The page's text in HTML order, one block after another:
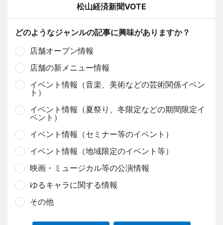
松山経済新聞VOTE
どのようなジャンルの記事に興味がありますか？
店舗オープン情報
店舗の新メニュー情報
イベント情報（音楽、美術などの芸術関係イベン
ト）
イベント情報（夏祭り、冬限定などの期間限定イ
ベント）
イベント情報（セミナー等のイベント）
イベント情報（地域限定のイベント等）
映画・ミュージカル等の公演情報
ゆるキャラに関する情報
その他